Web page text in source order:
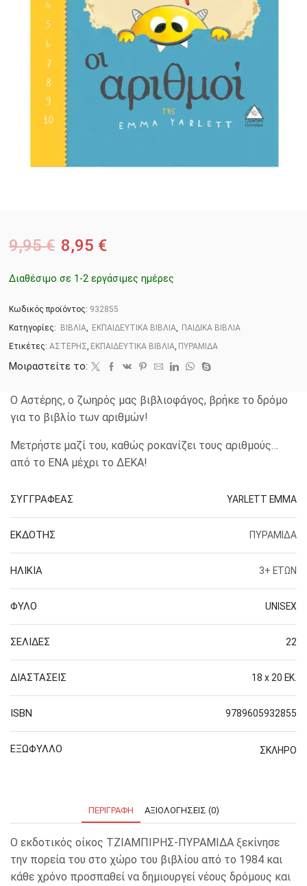
9,95€ 8,95 €
Διαθέσιμο σε 1-2 εργάσιμες ημέρες
Κωδικός προϊόντος: 932855
Κατηγορίες:
ΒΙΒΛΙΑ, ΕΚΠΑΙΔΕΥΤΙΚΑ ΒΙΒΛΙΑ, ΠΑΙΔΙΚΑ ΒΙΒΛΙΑ
Ετικέτες: ΑΣΤΕΡΗΣ, ΕΚΠΑΙΔΕΥΤΙΚΑ ΒΙΒΛΙΑ, ΠΥΡΑΜΙΔΑ
Μοιραστείτε το:
Ο Αστέρης, ο ζωηρός μας βιβλιοφάγος, βρήκε το δρόμο
για το βιβλίο των αριθμών!
Μετρήστε μαζί του, καθώς ροκανίζει τους αριθμούς…
από το ΕΝΑ μέχρι το ΔΕΚΑ!
ΣΥΓΓΡΑΦΕΑΣ YARLETT EMMA
ΕΚΔΟΤΗΣ ΠΥΡΑΜΙΔΑ
ΗΛΙΚΙΑ 3+ ΕΤΩΝ
ΦΥΛΟ UNISEX
ΣΕΛΙΔΕΣ 22
ΔΙΑΣΤΑΣΕΙΣ 18 x 20 ΕΚ.
ISBN 9789605932855
ΕΞΩΦΥΛΛΟ ΣΚΛΗΡΟ
ΠΕΡΙΓΡΑΦΉ ΑΞΙΟΛΟΓΉΣΕΙΣ (0)
Ο εκδοτικός οίκος ΤΖΙΑΜΠΙΡΗΣ-ΠΥΡΑΜΙΔΑ ξεκίνησε
την πορεία του στο χώρο του βιβλίου από το 1984 και
κάθε χρόνο προσπαθεί να δημιουργεί νέους δρόμους και